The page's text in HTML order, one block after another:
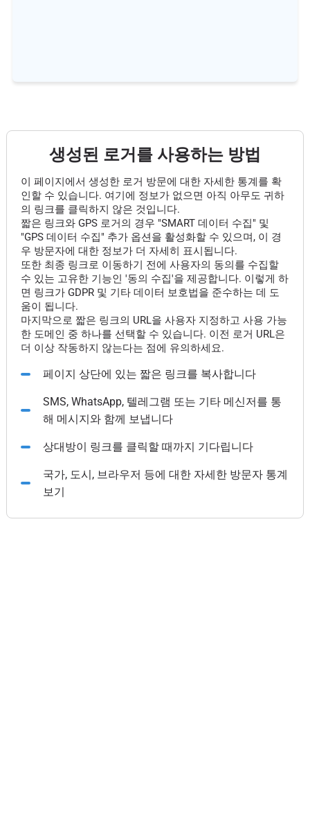
생성된 로거를 사용하는 방법
이 페이지에서 생성한 로거 방문에 대한 자세한 통계를 확
인할 수 있습니다. 여기에 정보가 없으면 아직 아무도 귀하
의 링크를 클릭하지 않은 것입니다.
짧은 링크와 GPS 로거의 경우 "SMART 데이터 수집" 및
"GPS 데이터 수집" 추가 옵션을 활성화할 수 있으며, 이 경
우 방문자에 대한 정보가 더 자세히 표시됩니다.
또한 최종 링크로 이동하기 전에 사용자의 동의를 수집할
수 있는 고유한 기능인 '동의 수집'을 제공합니다. 이렇게 하
면 링크가 GDPR 및 기타 데이터 보호법을 준수하는 데 도
움이 됩니다.
마지막으로 짧은 링크의 URL을 사용자 지정하고 사용 가능
한 도메인 중 하나를 선택할 수 있습니다. 이전 로거 URL은
더 이상 작동하지 않는다는 점에 유의하세요.
페이지 상단에 있는 짧은 링크를 복사합니다
SMS, WhatsApp, 텔레그램 또는 기타 메신저를 통
해 메시지와 함께 보냅니다
상대방이 링크를 클릭할 때까지 기다립니다
국가, 도시, 브라우저 등에 대한 자세한 방문자 통계
보기